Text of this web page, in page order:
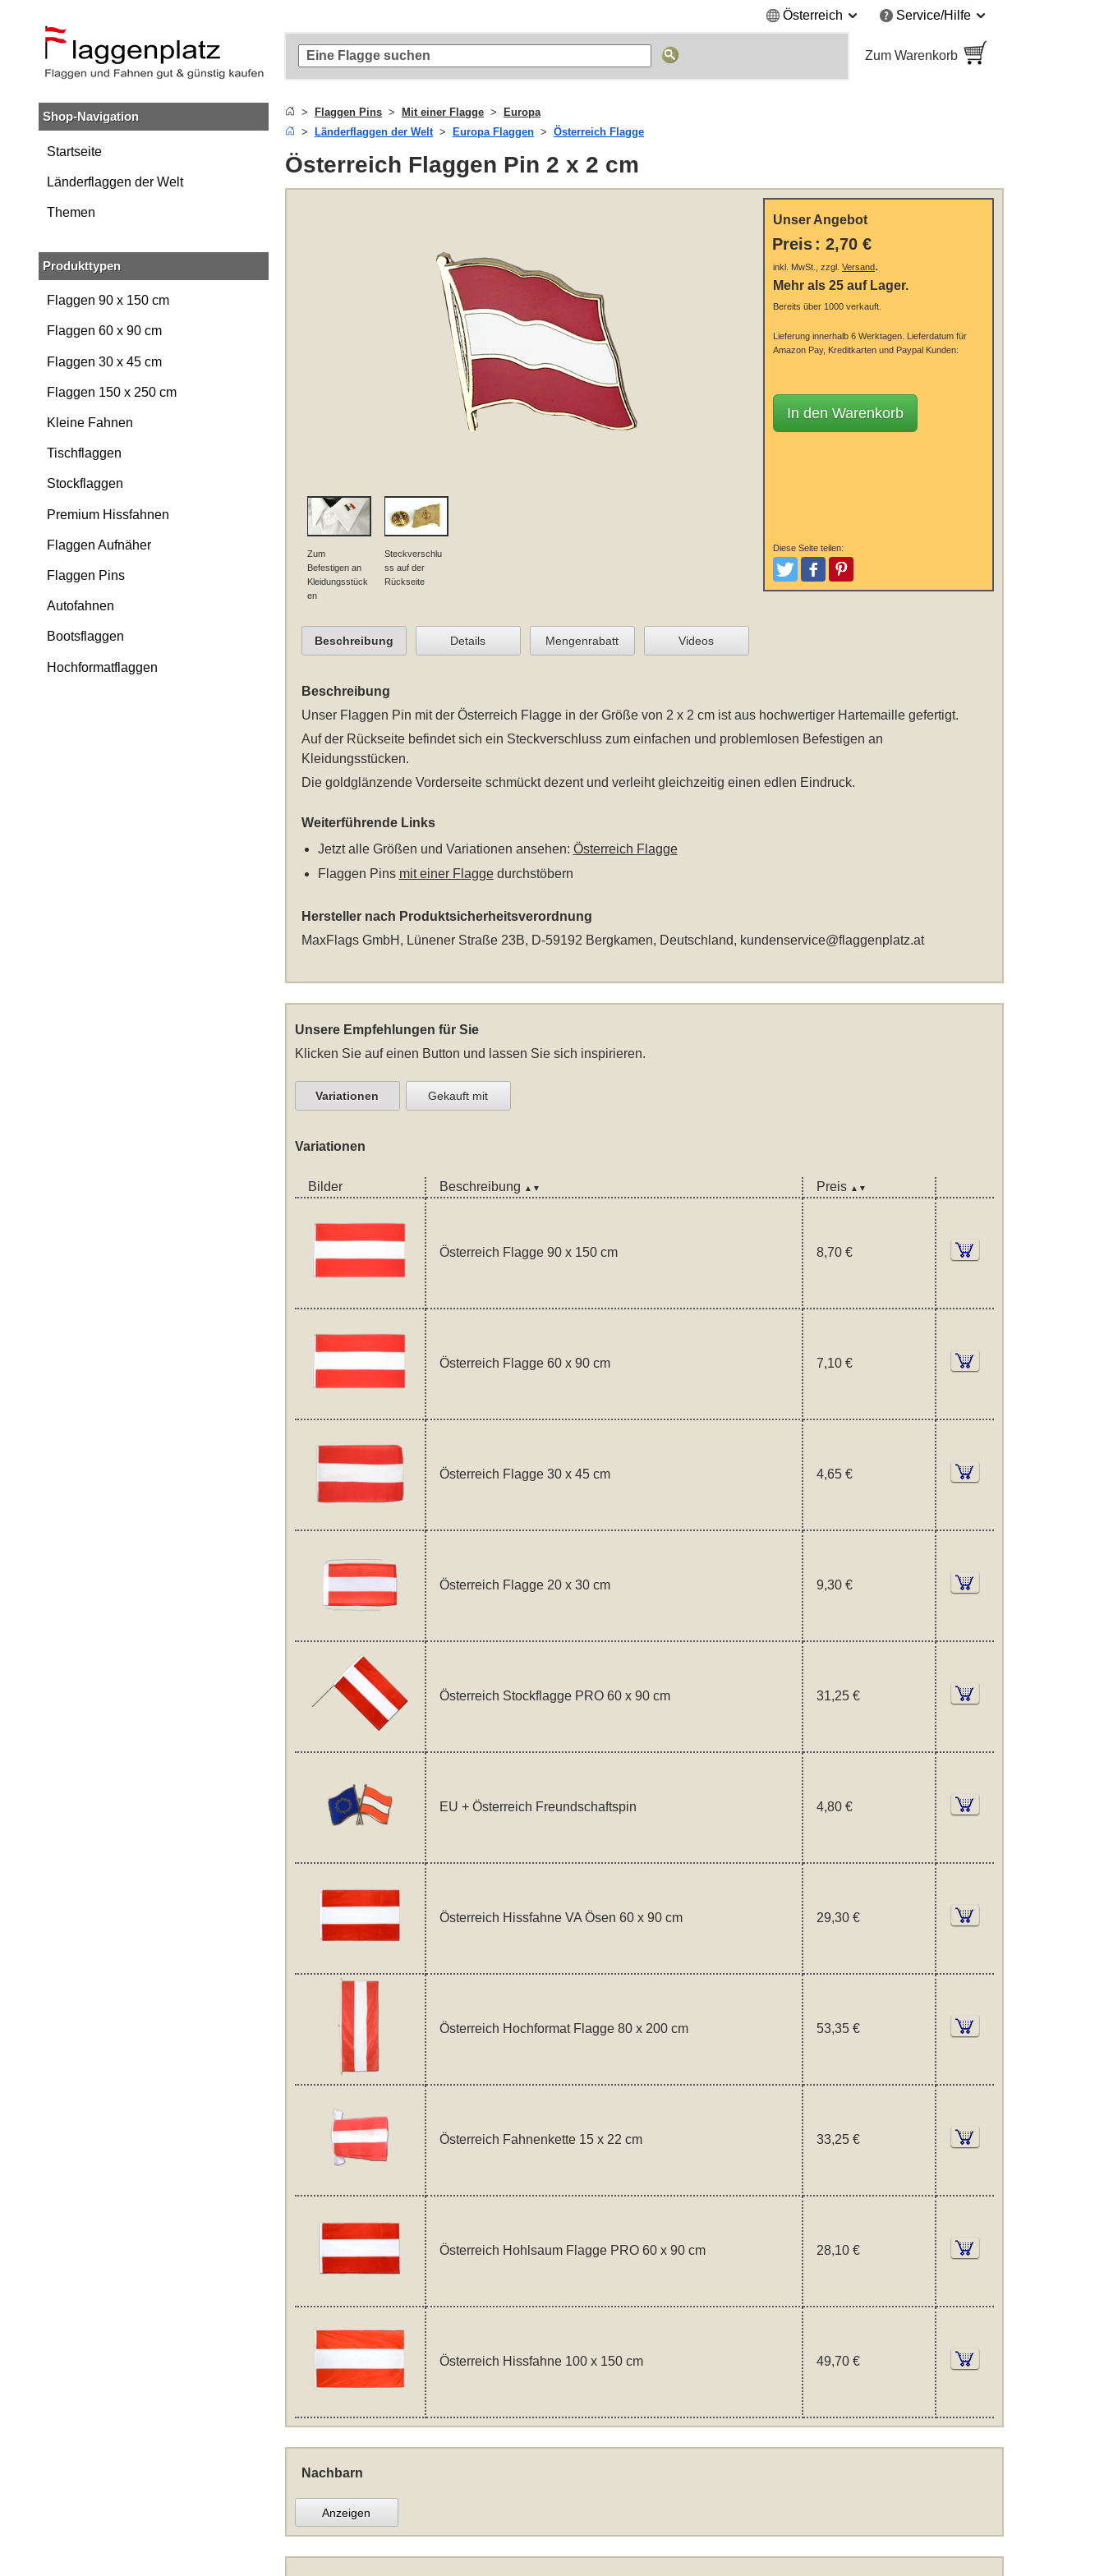
Hauptinhalt
springen
Suche
Zur
Navigation
springen
Österreich Service/Hilfe
Zum Warenkorb
Shop-Navigation
Startseite
Länderflaggen der Welt
Themen
Produkttypen
Flaggen 90 x 150 cm
Flaggen 60 x 90 cm
Flaggen 30 x 45 cm
Flaggen 150 x 250 cm
Kleine Fahnen
Tischflaggen
Stockflaggen
Premium Hissfahnen
Flaggen Aufnäher
Flaggen Pins
Autofahnen
Bootsflaggen
Hochformatflaggen
Flaggen Pins Mit einer Flagge
Europa
Länderflaggen der Welt
Europa Flaggen Österreich Flagge
Österreich Flaggen Pin 2 x 2 cm
Zum
Befestigen an
Kleidungsstück
en
Steckverschlu
ss auf der
Rückseite
Unser Angebot
Preis : 2,70 €
inkl. MwSt., zzgl. Versand.
Mehr als 25 auf Lager.
Bereits über 1000 verkauft.
Lieferung innerhalb 6 Werktagen.
Lieferdatum für
Amazon Pay, Kreditkarten und Paypal Kunden:
In den Warenkorb
Diese Seite teilen:
TweetenPostenPinterest
Beschreibung Details Mengenrabatt Videos
Beschreibung
Unser Flaggen Pin mit der Österreich Flagge in der Größe von 2 x 2 cmist aus hochwertiger Hartemaille gefertigt.
Auf der Rückseite befindet sich ein Steckverschluss zum einfachen und problemlosen Befestigen an
Kleidungsstücken.
Die goldglänzende Vorderseite schmückt dezent und verleiht gleichzeitig einen edlen Eindruck.
Weiterführende Links
Jetzt alle Größen und Variationen ansehen: Österreich Flagge
Flaggen Pins mit einer Flaggedurchstöbern
Hersteller nach Produktsicherheitsverordnung
MaxFlags GmbH, Lünener Straße 23B, D-59192 Bergkamen, Deutschland, kundenservice@flaggenplatz.at
Unsere Empfehlungen für Sie
Klicken Sie auf einen Button und lassen Sie sich inspirieren.
Variationen Gekauft mit
Variationen
Bilder Beschreibung ▲▼ Preis ▲▼
Österreich Flagge 90 x 150 cm 8,70 €
Österreich Flagge 60 x 90 cm 7,10 €
Österreich Flagge 30 x 45 cm 4,65 €
Österreich Flagge 20 x 30 cm 9,30 €
Österreich Stockflagge PRO 60 x 90 cm 31,25 €
EU + Österreich Freundschaftspin 4,80 €
Österreich Hissfahne VA Ösen 60 x 90 cm 29,30 €
Österreich Hochformat Flagge 80 x 200 cm 53,35 €
Österreich Fahnenkette 15 x 22 cm 33,25 €
Österreich Hohlsaum Flagge PRO 60 x 90 cm 28,10 €
Österreich Hissfahne 100 x 150 cm 49,70 €
Nachbarn
Anzeigen